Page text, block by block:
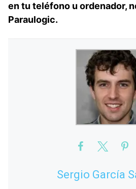
en tu teléfono u ordenador,
Paraulogic.
Sergio García